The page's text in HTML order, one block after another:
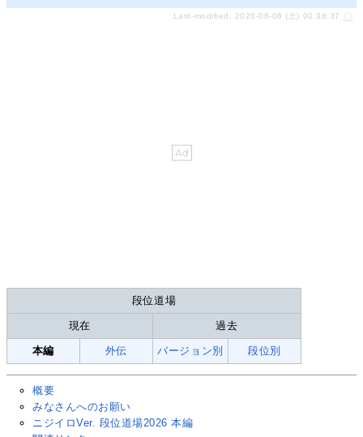
Last-modified: 2026-08-08 (土) 00:38:37
段位道場
現在 過去
本編 外伝 バージョン別 段位別
概要
みなさんへのお願い
ニジイロVer. 段位道場2026 本編